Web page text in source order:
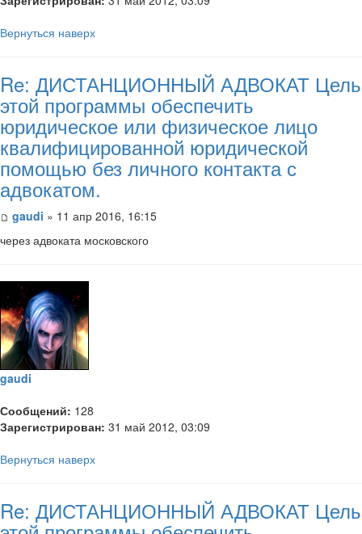
Вернуться наверх
Re: ДИСТАНЦИОННЫЙ АДВОКАТ Цель
этой программы обеспечить
юридическое или физическое лицо
квалифицированной юридической
помощью без личного контакта с
адвокатом.
gaudi » 11 апр 2016, 16:15
через адвоката московского
gaudi
Сообщений: 128
Зарегистрирован: 31 май 2012, 03:09
Вернуться наверх
Re: ДИСТАНЦИОННЫЙ АДВОКАТ Цель